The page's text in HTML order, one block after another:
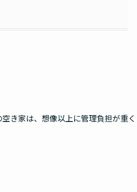
き家は、想像以上に管理負担が重く